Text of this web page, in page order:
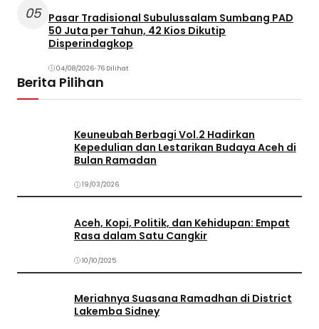
05 Pasar Tradisional Subulussalam Sumbang PAD
50 Juta per Tahun, 42 Kios Dikutip
Disperindagkop
04/08/2026•76 Dilihat
Berita Pilihan
Keuneubah Berbagi Vol.2 Hadirkan
Kepedulian dan Lestarikan Budaya Aceh di
Bulan Ramadan
19/03/2026
Aceh, Kopi, Politik, dan Kehidupan: Empat
Rasa dalam Satu Cangkir
10/10/2025
Meriahnya Suasana Ramadhan di District
Lakemba Sidney